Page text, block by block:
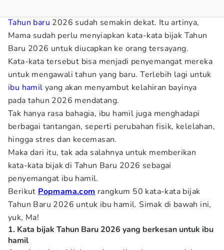
Tahun baru 2026 sudah semakin dekat. Itu artinya,
Mama sudah perlu menyiapkan kata-kata bijak Tahun
Baru 2026 untuk diucapkan ke orang tersayang.
Kata-kata tersebut bisa menjadi penyemangat mereka
untuk mengawali tahun yang baru. Terlebih lagi untuk
ibu hamil yang akan menyambut kelahiran bayinya
pada tahun 2026 mendatang.
Tak hanya rasa bahagia, ibu hamil juga menghadapi
berbagai tantangan, seperti perubahan fisik, kelelahan,
hingga stres dan kecemasan.
Maka dari itu, tak ada salahnya untuk memberikan
kata-kata bijak di Tahun Baru 2026 sebagai
penyemangat ibu hamil.
Berikut Popmama.com rangkum 50 kata-kata bijak
Tahun Baru 2026 untuk ibu hamil. Simak di bawah ini,
yuk, Ma!
1. Kata bijak Tahun Baru 2026 yang berkesan untuk ibu
hamil